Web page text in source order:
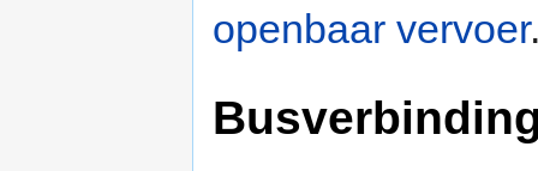
openbaar vervoer